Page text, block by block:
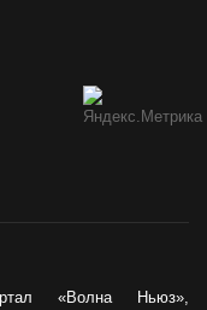
«Волна Ньюз»,